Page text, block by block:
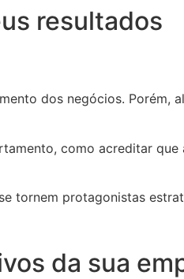
resultados
dos negócios. Porém,
como acreditar
tornem protagonistas
da sua